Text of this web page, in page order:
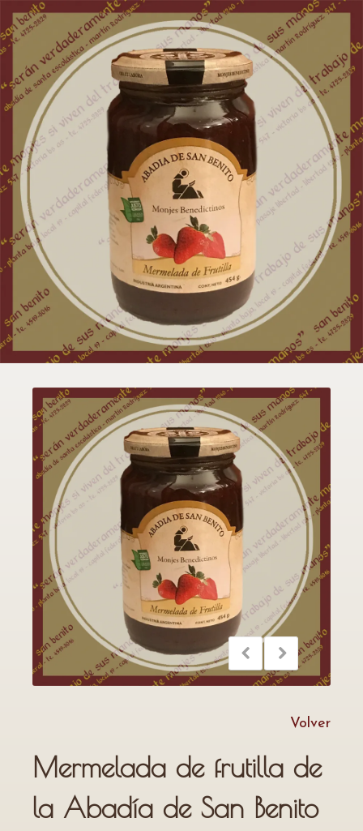
Volver
Mermelada de frutilla de
la Abadía de San Benito